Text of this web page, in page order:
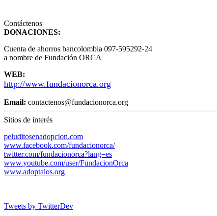
Contáctenos
DONACIONES:
Cuenta de ahorros bancolombia 097-595292-24
a nombre de Fundación ORCA
WEB:
http://www.fundacionorca.org
Email: contactenos@fundacionorca.org
Sitios de interés
peluditosenadopcion.com
www.facebook.com/fundacionorca/
twitter.com/fundacionorca?lang=es
www.youtube.com/user/FundacionOrca
www.adoptalos.org
Tweets by TwitterDev